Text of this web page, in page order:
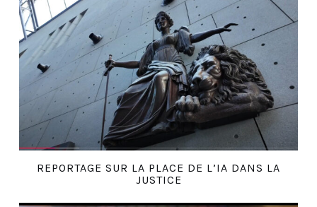
REPORTAGE SUR LA PLACE DE L’IA DANS LA
JUSTICE